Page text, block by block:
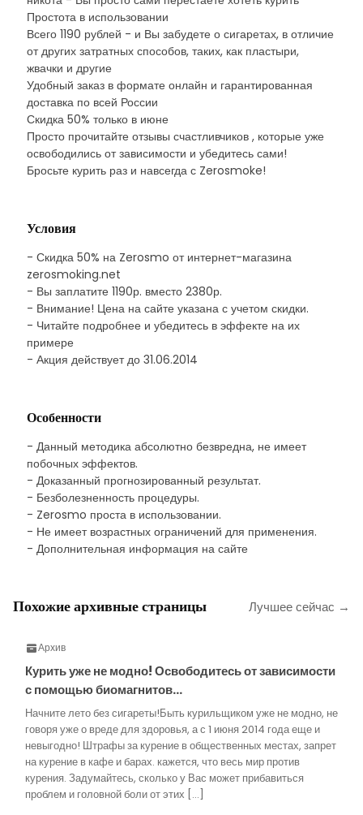
Простота в использовании
Всего 1190 рублей - и Вы забудете о сигаретах, в отличие
от других затратных способов, таких, как пластыри,
жвачки и другие
Удобный заказ в формате онлайн и гарантированная
доставка по всей России
Скидка 50% только в июне
Просто прочитайте отзывы счастливчиков , которые уже
освободились от зависимости и убедитесь сами!
Бросьте курить раз и навсегда с Zerosmoke!
Условия
- Скидка 50% на Zerosmo от интернет-магазина
zerosmoking.net
- Вы заплатите 1190р. вместо 2380р.
- Внимание! Цена на сайте указана с учетом скидки.
- Читайте подробнее и убедитесь в эффекте на их
примере
- Акция действует до 31.06.2014
Особенности
- Данный методика абсолютно безвредна, не имеет
побочных эффектов.
- Доказанный прогнозированный результат.
- Безболезненность процедуры.
- Zerosmo проста в использовании.
- Не имеет возрастных ограничений для применения.
- Дополнительная информация на сайте
Похожие архивные страницы Лучшее сейчас →
Архив
Курить уже не модно! Освободитесь от зависимости
с помощью биомагнитов…
Начните лето без сигареты!Быть курильщиком уже не модно, не
говоря уже о вреде для здоровья, а с 1 июня 2014 года еще и
невыгодно! Штрафы за курение в общественных местах, запрет
на курение в кафе и барах. кажется, что весь мир против
курения. Задумайтесь, сколько у Вас может прибавиться
проблем и головной боли от этих […]